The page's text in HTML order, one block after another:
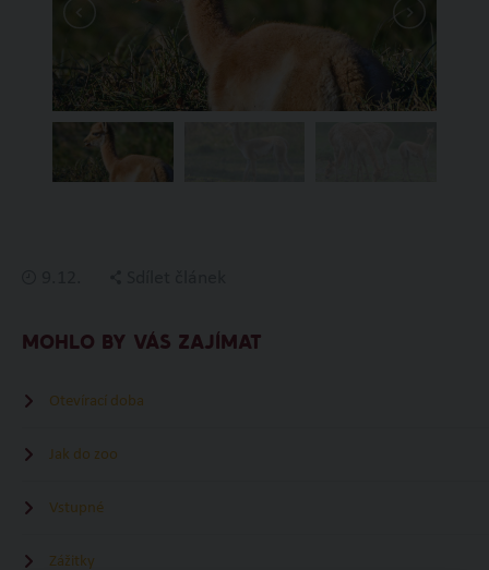
MOHLO BY VÁS ZAJÍMAT
Otevírací doba
Jak do zoo
Vstupné
Zážitky